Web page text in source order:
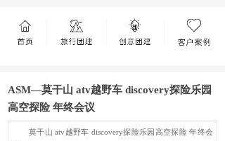
ASM—莫干山 atv越野车 discovery探险乐园
高空探险 年终会议
莫干山 atv越野车 discovery探险乐园高空探险 年终会